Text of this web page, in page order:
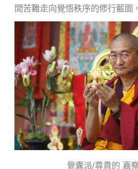
間苦難走向覺悟秩序的修行藍圖
覺囊派/尊貴的 嘉